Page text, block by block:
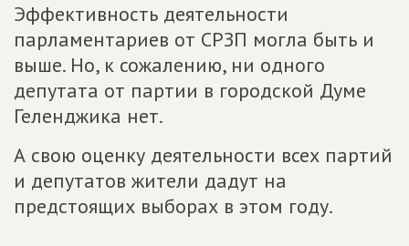
Эффективность деятельности
парламентариев от СРЗП могла быть и
выше. Но, к сожалению, ни одного
депутата от партии в городской Думе
Геленджика нет.
А свою оценку деятельности всех партий
и депутатов жители дадут на
предстоящих выборах в этом году.